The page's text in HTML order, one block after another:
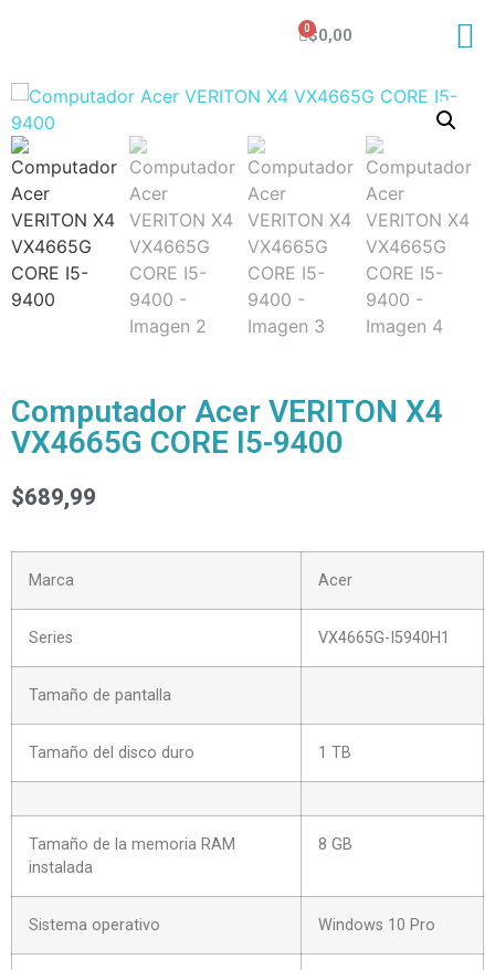
$0,00
Computador Acer VERITON X4
VX4665G CORE I5-9400
$689,99
Marca Acer
Series VX4665G-I5940H1
Tamaño de pantalla
Tamaño del disco duro 1 TB
Tamaño de la memoria RAM
instalada
8 GB
Sistema operativo Windows 10 Pro